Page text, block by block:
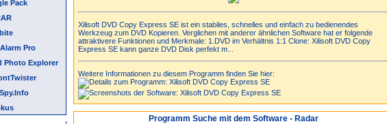
Pack
Pro
Photo Explorer
Xilisoft DVD Copy Express SE ist ein stabiles, schnelles und einfach zu bedienendes
Werkzeug zum DVD Kopieren. Verglichen mit anderer ähnlichen Software hat er folgende
attraktivere Funktionen und Merkmale: 1.DVD im Verhältnis 1:1 Clone: Xilisoft DVD Copy
Express SE kann ganze DVD Disk perfekt m...
Weitere Informationen zu diesem Programm finden Sie hier:
Programm Suche mit dem Software - Radar